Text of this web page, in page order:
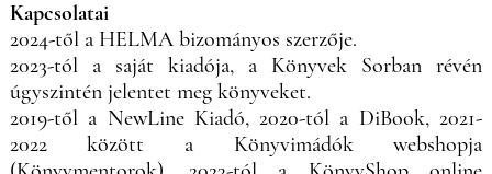
Kapcsolatai
2024-től a HELMA bizományos szerzője.
2023-tól a saját kiadója, a Könyvek Sorban révén
úgyszintén jelentet meg könyveket.
2019-től a NewLine Kiadó, 2020-tól a DiBook, 2021-
2022 között a Könyvimádók webshopja